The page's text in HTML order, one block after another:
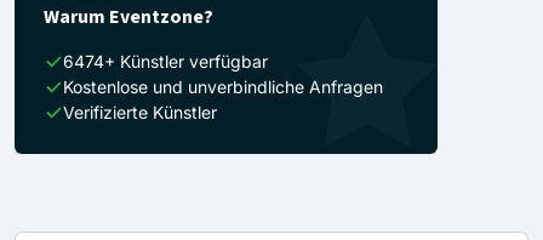
Warum Eventzone?
6474+ Künstler verfügbar
Kostenlose und unverbindliche Anfragen
Verifizierte Künstler